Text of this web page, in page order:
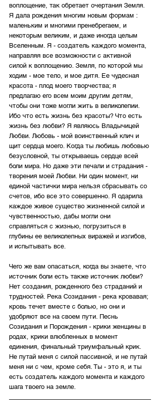
воплощение, так обретает очертания Земля.
Я дала рождения многим новым формам :
маленьким и многими пренебрегаем, и
некоторым великим, и даже иногда целым
Вселенным. Я - создатель каждого момента,
направляя все возможности с активной
силой к воплощению. Земля, по которой мы
ходим - мое тело, и мое дитя. Ее чудесная
красота - плод моего творчества; я
предлагаю его всем моим другим детям,
чтобы они тоже могли жить в великолепии.
Ибо что есть жизнь без красоты? Что есть
жизнь без любви? Я являюсь Владычицей
Любви. Любовь - мой воинственный клич и
щит сердца моего. Когда ты любишь любовью
безусловной, ты открываешь сердце всей
боли мира. Но даже эти печали и страдания -
творения моей Любви. Ни один момент, ни
единой частички мира нельзя сбрасывать со
счетов, ибо все это совершенно. Я одарила
каждое живое существо жизненной силой и
чувственностью, дабы могли они
справляться с жизнью, погрузиться в
глубины ее великолепных виражей и изгибов,
и испытывать все.
Чего же вам опасаться, когда вы знаете, что
источник боли есть также источник любви?
Нет создания, рожденного без страданий и
трудностей. Река Созидания - река кровавая;
кровь течет вместе с болью, но они и
удобряют все на своем пути. Песнь
Созидания и Порождения - крики женщины в
родах, крики влюбленных в момент
единения, финальный триумфальный крик.
Не путай меня с силой пассивной, и не путай
меня ни с чем, кроме себя. Ты - это я, и ты
есть создатель каждого момента и каждого
шага твоего на земле.